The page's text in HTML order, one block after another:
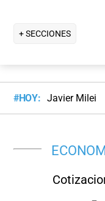
+ SECCIONES
#HOY: Javier Milei